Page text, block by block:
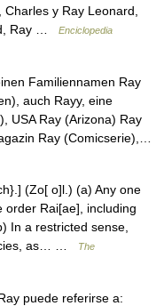
y Ray Leonard,
Ray …
Enciclopedia
Familiennamen Ray
auch Rayy, eine
USA Ray (Arizona) Ray
Ray (Comicserie),…
(Zo[ o]l.) (a) Any one
order Rai[ae], including
In a restricted sense,
as… …
The
puede referirse a: